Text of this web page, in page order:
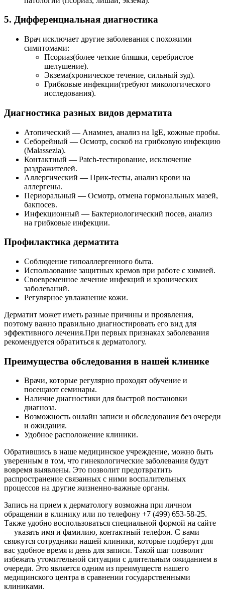
5. Дифференциальная диагностика
Врач исключает другие заболевания с похожими
симптомами:
Псориаз(более четкие бляшки, серебристое
шелушение).
Экзема(хроническое течение, сильный зуд).
Грибковые инфекции(требуют микологического
исследования).
Диагностика разных видов дерматита
Атопический — Анамнез, анализ на IgE, кожные пробы.
Себорейный — Осмотр, соскоб на грибковую инфекцию
(Malassezia).
Контактный — Patch-тестирование, исключение
раздражителей.
Аллергический — Прик-тесты, анализ крови на
аллергены.
Периоральный — Осмотр, отмена гормональных мазей,
бакпосев.
Инфекционный — Бактериологический посев, анализ
на грибковые инфекции.
Профилактика дерматита
Соблюдение гипоаллергенного быта.
Использование защитных кремов при работе с химией.
Своевременное лечение инфекций и хронических
заболеваний.
Регулярное увлажнение кожи.
Дерматит может иметь разные причины и проявления,
поэтому важно правильно диагностировать его вид для
эффективного лечения.При первых признаках заболевания
рекомендуется обратиться к дерматологу.
Преимущества обследования в нашей клинике
Врачи, которые регулярно проходят обучение и
посещают семинары.
Наличие диагностики для быстрой постановки
диагноза.
Возможность онлайн записи и обследования без очереди
и ожидания.
Удобное расположение клиники.
Обратившись в наше медицинское учреждение, можно быть
уверенным в том, что гинекологические заболевания будут
вовремя выявлены. Это позволит предотвратить
распространение связанных с ними воспалительных
процессов на другие жизненно-важные органы.
Запись на прием к дерматологу возможна при личном
обращении в клинику или по телефону +7 (499) 653-58-25.
Также удобно воспользоваться специальной формой на сайте
— указать имя и фамилию, контактный телефон. С вами
свяжутся сотрудники нашей клиники, которые подберут для
вас удобное время и день для записи. Такой шаг позволит
избежать утомительной ситуации с длительным ожиданием в
очереди. Это является одним из преимуществ нашего
медицинского центра в сравнении государственными
клиниками.